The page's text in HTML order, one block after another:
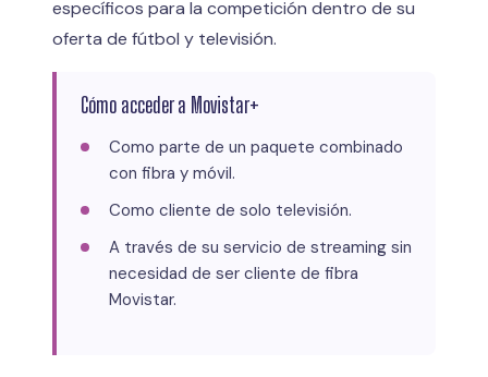
específicos para la competición dentro de su
oferta de fútbol y televisión.
Cómo acceder a Movistar+
Como parte de un paquete combinado
con fibra y móvil.
Como cliente de solo televisión.
A través de su servicio de streaming sin
necesidad de ser cliente de fibra
Movistar.